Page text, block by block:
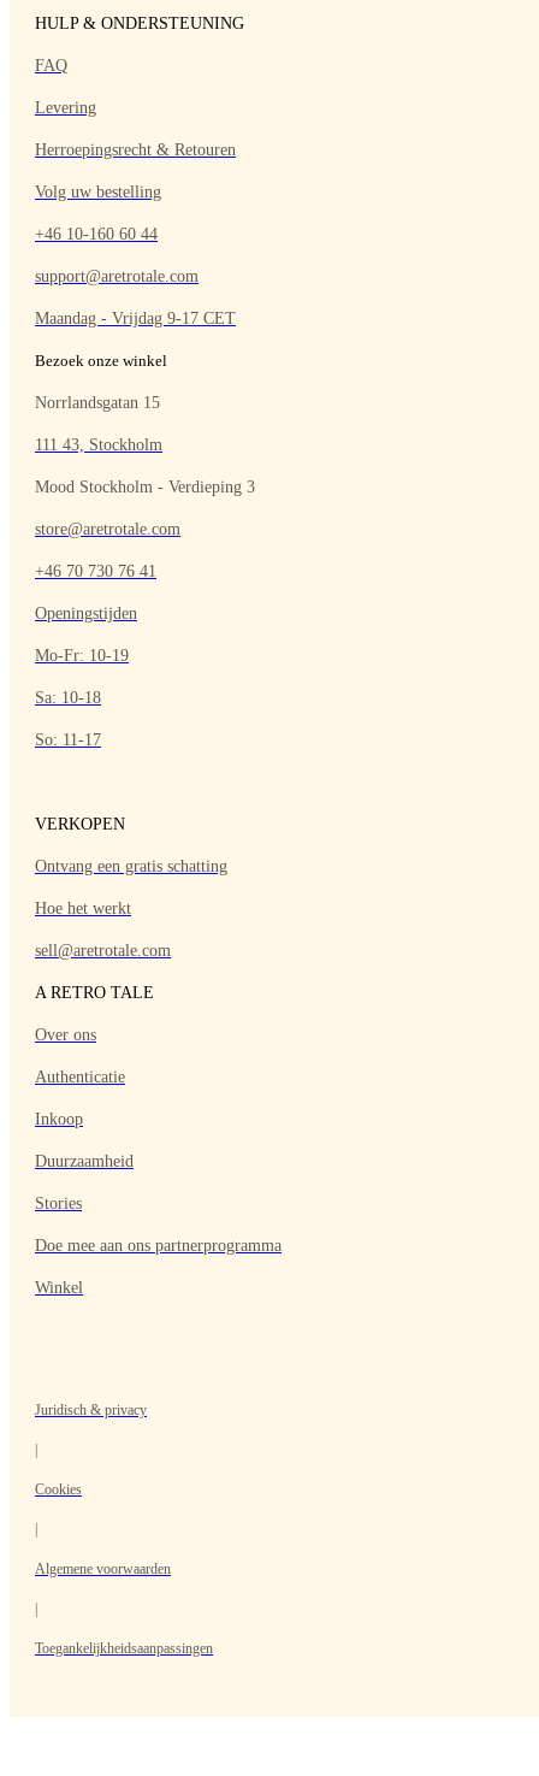
HULP & ONDERSTEUNING
FAQ
Levering
Herroepingsrecht & Retouren
Volg uw bestelling
+46 10-160 60 44
support@aretrotale.com
Maandag - Vrijdag 9-17 CET
Bezoek onze winkel
Norrlandsgatan 15
111 43, Stockholm
Mood Stockholm - Verdieping 3
store@aretrotale.com
+46 70 730 76 41
Openingstijden
Mo-Fr: 10-19
Sa: 10-18
So: 11-17
VERKOPEN
Ontvang een gratis schatting
Hoe het werkt
sell@aretrotale.com
A RETRO TALE
Over ons
Authenticatie
Inkoop
Duurzaamheid
Stories
Doe mee aan ons partnerprogramma
Winkel
Juridisch & privacy
Cookies
Algemene voorwaarden
Toegankelijkheidsaanpassingen